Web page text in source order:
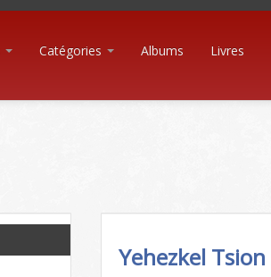
Catégories Albums Livres
Yehezkel Tsion